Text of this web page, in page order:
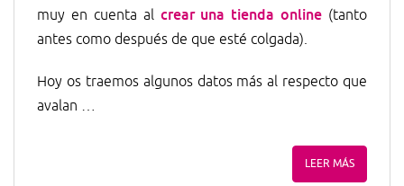
muy en cuenta alcrear una tienda online (tanto
antes como después de que esté colgada).
Hoy os traemos algunos datos más al respecto que
avalan …
LEER MÁS